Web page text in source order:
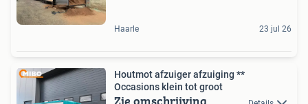
Haarle 23 jul 26
Houtmot afzuiger afzuiging **
Occasions klein tot groot